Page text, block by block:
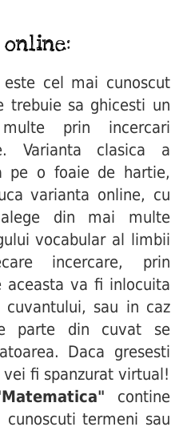
cel mai cunoscut
trebuie sa ghicesti un
prin incercari
Varianta clasica a
pe o foaie de hartie,
varianta online, cu
din mai multe
vocabular al limbii
incercare, prin
aceasta va fi inlocuita
sau in caz
parte din cuvat se
Daca gresesti
fi spanzurat virtual!
contine
termeni sau